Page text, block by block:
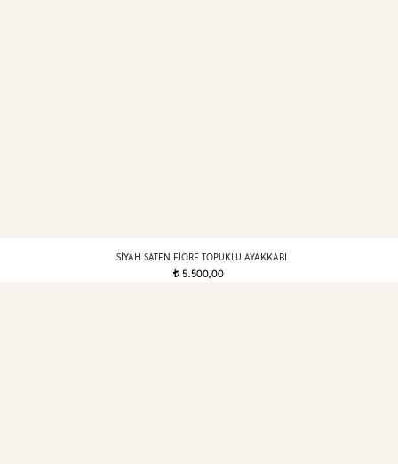
SIYAH SATEN FIORE TOPUKLU AYAKKABI
t5.500,00